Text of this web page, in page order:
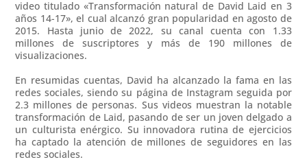
video titulado «Transformación natural de David Laid en 3
años 14-17», el cual alcanzó gran popularidad en agosto de
2015. Hasta junio de 2022, su canal cuenta con 1.33
millones de suscriptores y más de 190 millones de
visualizaciones.
En resumidas cuentas, David ha alcanzado la fama en las
redes sociales, siendo su página de Instagram seguida por
2.3 millones de personas. Sus videos muestran la notable
transformación de Laid, pasando de ser un joven delgado a
un culturista enérgico. Su innovadora rutina de ejercicios
ha captado la atención de millones de seguidores en las
redes sociales.